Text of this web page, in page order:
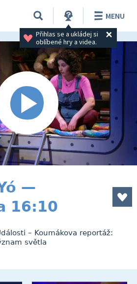
Přihlas se a ukládej si
oblíbené hry a videa.
MENU
—
16:10
– Koumákova reportáž:
světla